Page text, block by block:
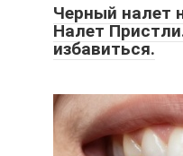
Черный налет
Налет
избавиться.